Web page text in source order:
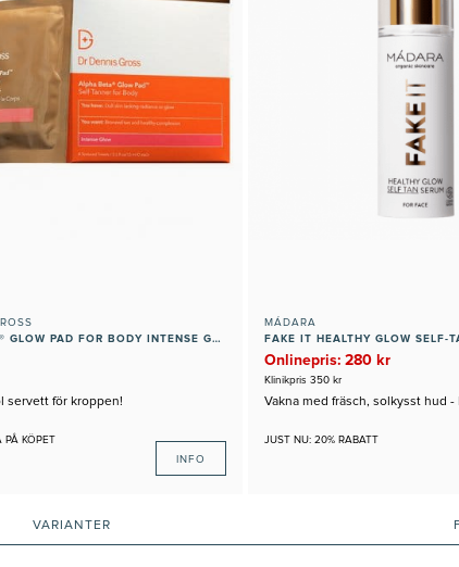
ALPHA BETA® GLOW PAD FOR BODY INTENSE GLOW
servett för kroppen!
PÅ KÖPET
INFO
MÁDARA
FAKE IT HEALTHY GLOW SELF-
Onlinepris: 280 kr
Klinikpris 350 kr
Vakna med fräsch, solkysst hud
JUST NU: 20% RABATT
VARIANTER